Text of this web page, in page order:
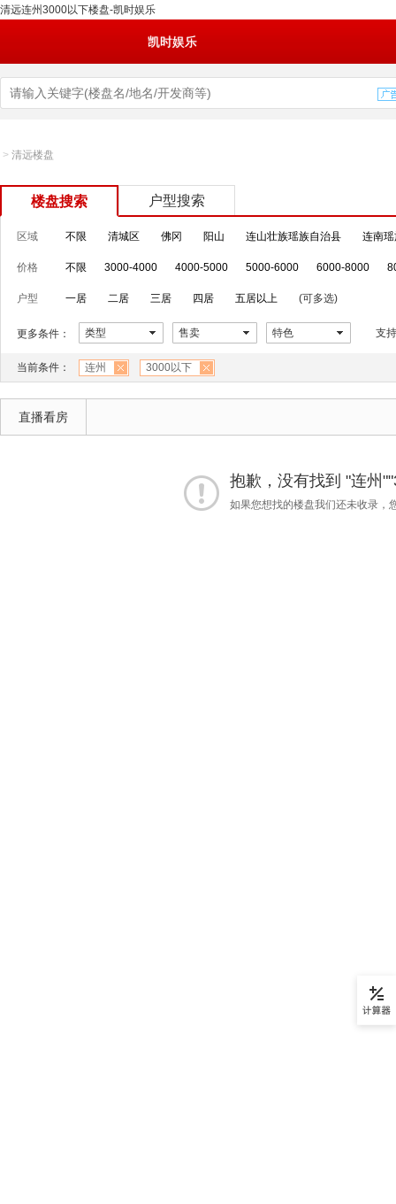
清远连州3000以下楼盘-凯时娱乐
凯时娱乐
> 清远楼盘
楼盘搜索 户型搜索
区域 不限 清城区 佛冈 阳山 连山壮族瑶族自治县 连南
价格 不限 3000-4000 4000-5000 5000-6000 6000-8000
户型 一居 二居 三居 四居 五居以上 (可多选)
更多条件： 类型 售卖 特色 支
当前条件： 连州 3000以下
直播看房
抱歉，没有找到 "连州
如果您想找的楼盘我们还未收录，